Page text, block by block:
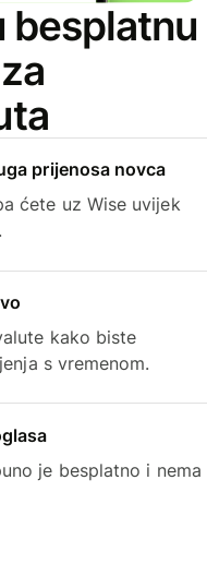
besplatnu
prijenosa novca
ćete uz Wise uvijek
.
kako biste
s vremenom.
je besplatno i nema